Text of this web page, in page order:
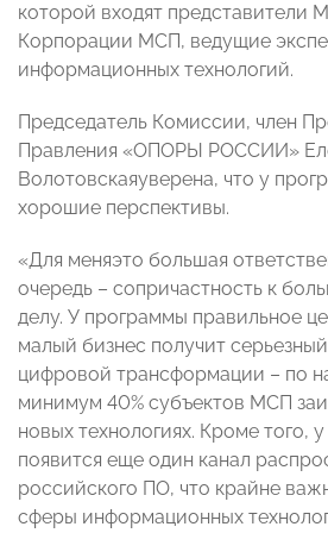
которой входят представители
Корпорации МСП, ведущие
информационных технологий.
Председатель Комиссии, член
Правления «ОПОРЫ РОССИИ»
Волотовскаяуверена, что у
хорошие перспективы.
«Для меняэто большая
очередь – сопричастность к
делу. У программы правильное
малый бизнес получит
цифровой трансформации – по
минимум 40% субъектов МСП
новых технологиях. Кроме того,
появится еще один канал
российского ПО, что крайне
сферы информационных